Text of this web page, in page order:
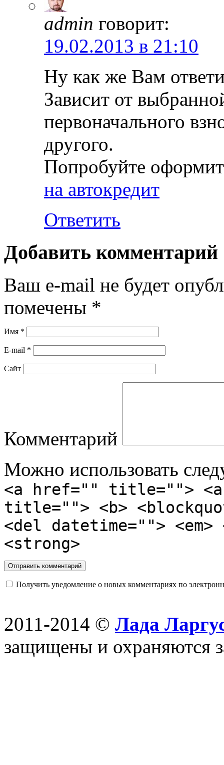
admin говорит:
19.02.2013 в 21:10
Ну как же Вам
Зависит от
первоначального
другого.
Попробуйте
на автокредит
Ответить
Добавить комментарий
Ваш e-mail не будет
помечены *
Имя *
E-mail *
Сайт
Комментарий
Можно использовать
<a href="" title="">
title=""> <b>
<del datetime="">
<strong>
Получить уведомление о новых комментариях по
2011-2014 © Лада
защищены и охраняются